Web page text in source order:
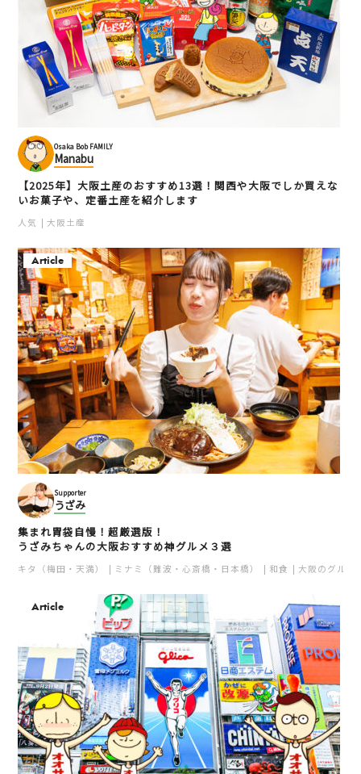
Osaka Bob FAMILY
Manabu
【2025年】大阪土産のおすすめ13選！関西や大阪でしか買えな
いお菓子や、定番土産を紹介します
人気 大阪土産
Article
Supporter
うざみ
集まれ胃袋自慢！超厳選版！
うざみちゃんの大阪おすすめ神グルメ３選
キタ（梅田・天満） ミナミ（難波・心斎橋・日本橋） 和食 大阪のグルメ
Article